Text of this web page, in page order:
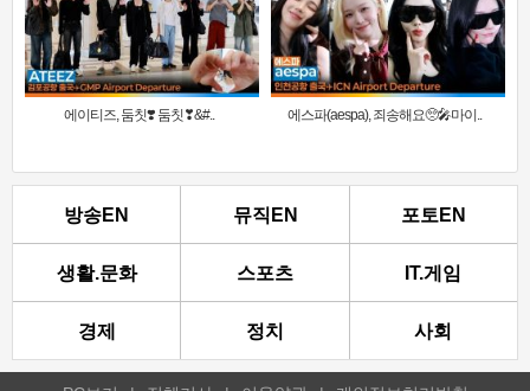
에이티즈, 둠칫❣️ 둠칫❣&#.. 에스파(aespa), 죄송해요🥺🎤마이..
방송EN 뮤직EN 포토EN
생활.문화 스포츠 IT.게임
경제 정치 사회